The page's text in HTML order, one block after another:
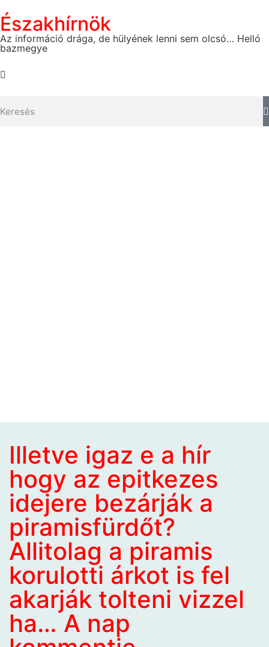
Északhírnök
Az információ drága, de hülyének lenni sem olcsó… Helló
bazmegye
Illetve igaz e a hír
hogy az epitkezes
idejere bezárják a
piramisfürdőt?
Allitolag a piramis
korulotti árkot is fel
akarják tolteni vizzel
ha… A nap